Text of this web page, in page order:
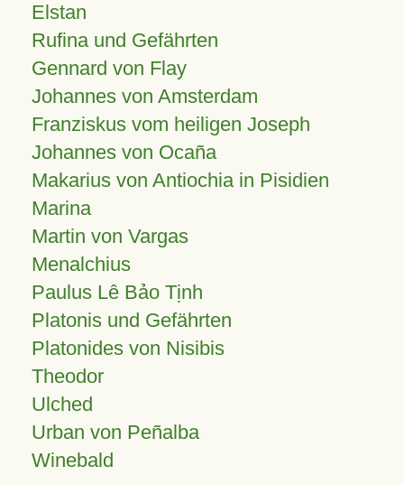
Elstan
Rufina und Gefährten
Gennard von Flay
Johannes von Amsterdam
Franziskus vom heiligen Joseph
Johannes von Ocaña
Makarius von Antiochia in Pisidien
Marina
Martin von Vargas
Menalchius
Paulus Lê Bảo Tịnh
Platonis und Gefährten
Platonides von Nisibis
Theodor
Ulched
Urban von Peñalba
Winebald